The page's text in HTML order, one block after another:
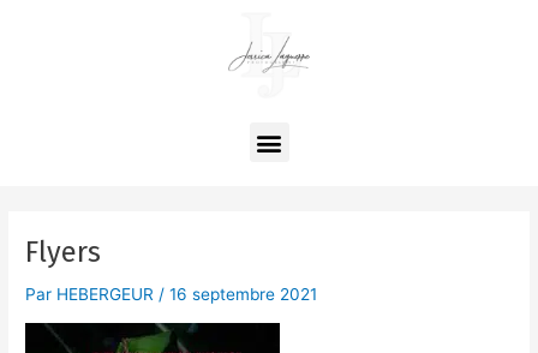
Menu
Flyers
Par HEBERGEUR /16 septembre 2021